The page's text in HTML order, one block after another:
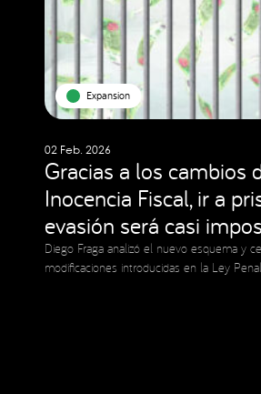
Expansion
02 Feb. 2026
Gracias a los cambios
Inocencia Fiscal, ir a
evasión será casi
Diego Fraga analizó el nuevo esquema y
modificaciones introducidas en la Ley